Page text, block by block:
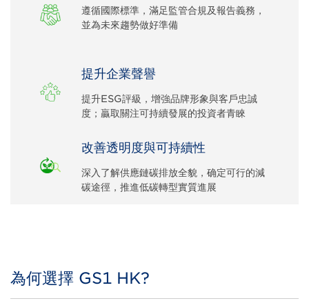
遵循國際標準，滿足監管合規及報告義務，
並為未來趨勢做好準備
提升企業聲譽
提升ESG評級，增強品牌形象與客戶忠誠
度；贏取關注可持續發展的投資者青睞
改善透明度與可持續性
深入了解供應鏈碳排放全貌，确定可行的減
碳途徑，推進低碳轉型實質進展
為何選擇 GS1 HK?